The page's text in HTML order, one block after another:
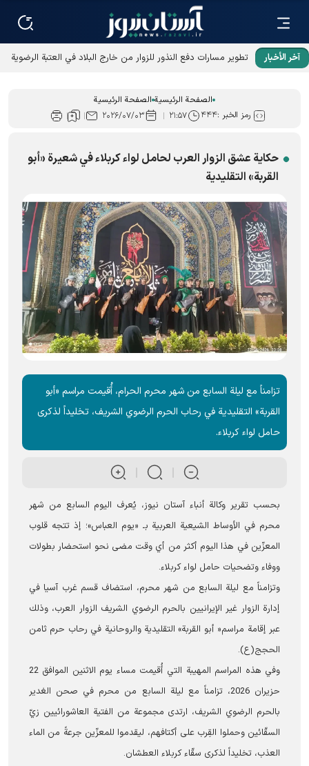
آخر الأخبار
تطوير مسارات دفع النذور للزوار من خارج البلاد في العتبة الرضوية
الصفحة الرئيسية الصفحة الرئيسية
رمز الخبر :۴۴۴ ۲۱:۵۷ ۲۰۲۶/۰۷/۰۳
حكاية عشق الزوار العرب لحامل لواء كربلاء في شعیرة «أبو
القربة» التقلیدیة
تزامناً مع ليلة السابع من شهر محرم الحرام، أُقيمت مراسم «أبو
القربة» التقليدية في رحاب الحرم الرضوي الشریف، تخليداً لذكرى
حامل لواء كربلاء.
بحسب تقریر وكالة أنباء آستان نيوز، يُعرف اليوم السابع من شهر
محرم في الأوساط الشيعية العربية بـ «يوم العباس»؛ إذ تتجه قلوب
المعزّين في هذا اليوم أكثر من أي وقت مضى نحو استحضار بطولات
ووفاء وتضحيات حامل لواء كربلاء.
وتزامناً مع ليلة السابع من شهر محرم، استضاف قسم غرب آسيا في
إدارة الزوار غير الإيرانيين بالحرم الرضوي الشریف الزوار العرب، وذلك
عبر إقامة مراسم« أبو القربة» التقليدية والروحانية في رحاب حرم ثامن
الحجج(ع).
وفي هذه المراسم المهيبة التي أُقيمت مساء يوم الاثنين الموافق 22
حزیران 2026، تزامناً مع ليلة السابع من محرم في صحن الغدير
بالحرم الرضوي الشریف، ارتدى مجموعة من الفتية العاشورائيين زيّ
السقّائين وحملوا القِرب على أكتافهم، ليقدموا للمعزّين جرعةً من الماء
العذب، تخليداً لذكرى سقّاء كربلاء العطشان.